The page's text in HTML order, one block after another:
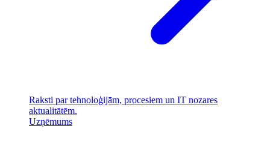
Raksti par tehnoloģijām, procesiem un IT nozares
aktualitātēm.
Uzņēmums